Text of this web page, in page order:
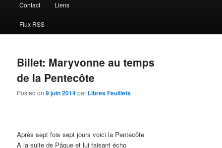
Contact Liens
Flux RSS
Billet: Maryvonne au temps
de la Pentecôte
Posted on9 juin 2014par Libres Feuillets
Après sept fois sept jours voici la Pentecôte
A la suite de Pâque et lui faisant écho